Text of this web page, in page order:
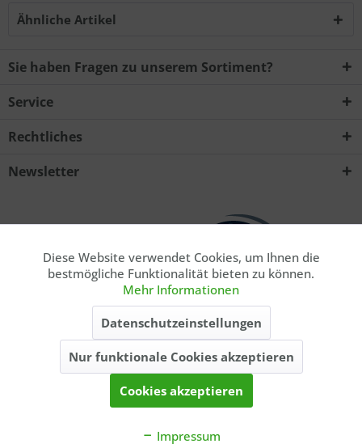
genommen.. *
Senden
Ähnliche Artikel
Sie haben Fragen zu unserem Sortiment?
Service
Rechtliches
Newsletter
* Privatkunde. Alle Preise inkl. gesetzl. Mehrwertsteuer zzgl.
Versandkosten, wenn nicht anders beschrieben. Die
Deutschlands, Lieferzeiten für andere Länder entnehmen Sie bitte der
SchaltflächeVersand & Zahlung
Funktionale Aktiv
Aktiv
Tracking Aktiv
Diese Website verwendet Cookies, um Ihnen die
bestmögliche Funktionalität bieten zu können.
Mehr Informationen
Datenschutzeinstellungen
Nur funktionale Cookies akzeptieren
Cookies akzeptieren
Impressum